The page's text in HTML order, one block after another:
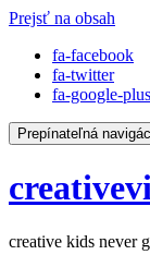
Prejsť na obsah
fa-facebook
fa-twitter
fa-google-
Prepínateľná
creative kids never